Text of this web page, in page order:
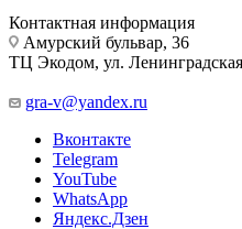
Контактная информация
Амурский бульвар, 36
ТЦ Экодом, ул.
gra-v@yandex.ru
Вконтакте
Telegram
YouTube
WhatsApp
Яндекс.Дзен